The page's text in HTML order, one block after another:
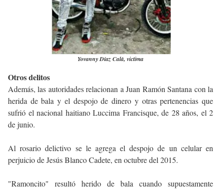
Yovanny Díaz Calá, victima
Otros delitos
Además, las autoridades relacionan a Juan Ramón Santana con la
herida de bala y el despojo de dinero y otras pertenencias que
sufrió el nacional haitiano Luccima Francisque, de 28 años, el 2
de junio.
Al rosario delictivo se le agrega el despojo de un celular en
perjuicio de Jesús Blanco Cadete, en octubre del 2015.
"Ramoncito" resultó herido de bala cuando supuestamente